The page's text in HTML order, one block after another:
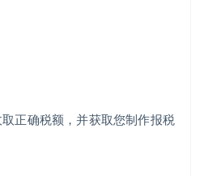
正确税额，并获取您制作报税